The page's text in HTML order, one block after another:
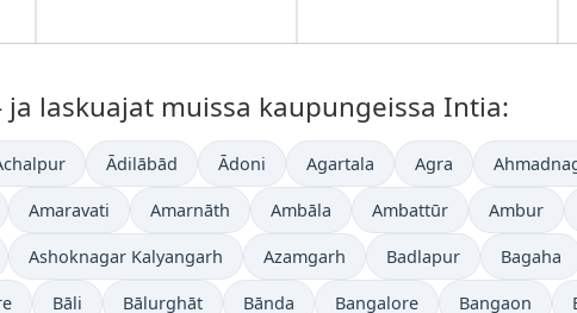
laskuajat muissa kaupungeissa Intia:
Ādilābād Ādoni Agartala Agra
Amaravati Amarnāth Ambāla Ambattūr Ambur
Ashoknagar Kalyangarh Azamgarh Badlapur Bagaha
Bāli Bālurghāt Bānda Bangalore Bangaon